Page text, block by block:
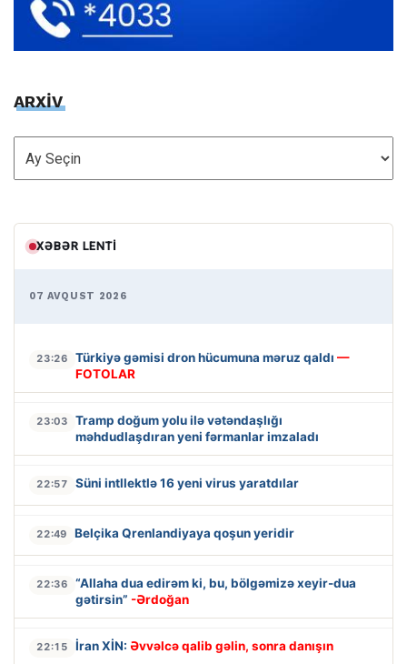
ARXİV
ARXİV
XƏBƏR LENTI
07 AVQUST 2026
23:26 Türkiyə gəmisi dron hücumuna məruz qaldı —
FOTOLAR
23:03
Tramp doğum yolu ilə vətəndaşlığı
məhdudlaşdıran yeni fərmanlar imzaladı
22:57 Süni intllektlə 16 yeni virus yaratdılar
22:49 Belçika Qrenlandiyaya qoşun yeridir
22:36
“Allaha dua edirəm ki, bu, bölgəmizə xeyir-dua
gətirsin” -Ərdoğan
22:15 İran XİN: Əvvəlcə qalib gəlin, sonra danışın